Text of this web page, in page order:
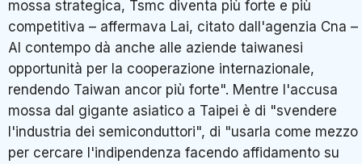
mossa strategica, Tsmc diventa più forte e più
competitiva – affermava Lai, citato dall'agenzia Cna –
Al contempo dà anche alle aziende taiwanesi
opportunità per la cooperazione internazionale,
rendendo Taiwan ancor più forte". Mentre l'accusa
mossa dal gigante asiatico a Taipei è di "svendere
l'industria dei semiconduttori", di "usarla come mezzo
per cercare l'indipendenza facendo affidamento su